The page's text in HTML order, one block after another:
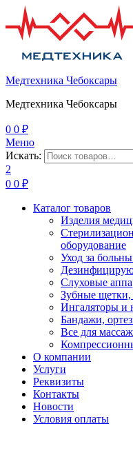
Медтехника Чебоксары
Медтехника Чебоксары
0 0 ₽
Меню
Искать:
2
0 0 ₽
Каталог товаров
Изделия
оборудование
Уход за
Слуховые
Зубные щетки,
Ингаляторы и
Бандажи,
Все для
О компании
Услуги
Реквизиты
Контакты
Новости
Условия оплаты